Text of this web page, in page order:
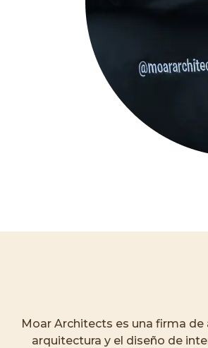
Moar Architects es una firma
arquitectura y el diseño de